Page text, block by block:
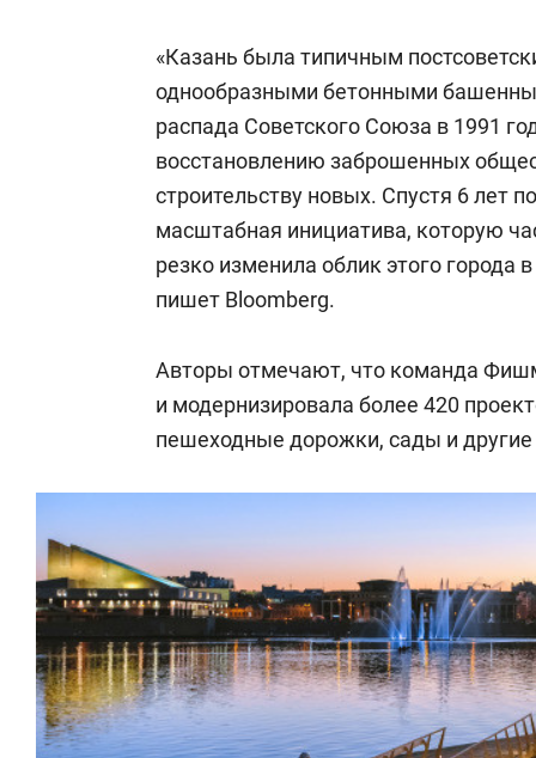
«Казань была типичным
однообразными бетонными
распада Советского Союза в 1991
восстановлению заброшенных
строительству новых. Спустя 6 лет
масштабная инициатива, которую
резко изменила облик этого города
пишет Bloomberg.
Авторы отмечают, что команда
и модернизировала более 420
пешеходные дорожки, сады и